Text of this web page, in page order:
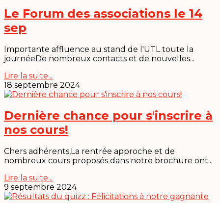
Le Forum des associations le 14
sep
Importante affluence au stand de l'UTL toute la
journéeDe nombreux contacts et de nouvelles...
Lire la suite...
18 septembre 2024
Dernière chance pour s'inscrire à
nos cours!
Chers adhérents,La rentrée approche et de
nombreux cours proposés dans notre brochure ont...
Lire la suite...
9 septembre 2024